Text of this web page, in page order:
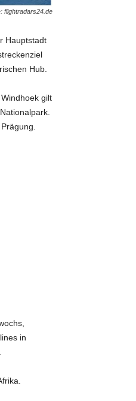
flightradars24.de
Hauptstadt
Hub.
gilt
in